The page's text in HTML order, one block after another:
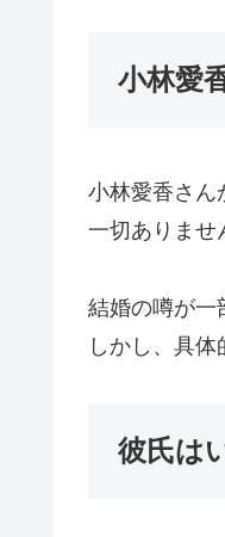
小林愛
小林愛香さん
一切ありませ
結婚の噂が一
しかし、具
彼氏は